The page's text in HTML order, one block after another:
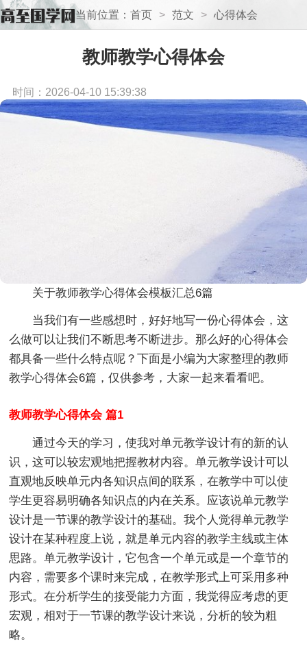
当前位置： 首页 > 范文 > 心得体会
教师教学心得体会
时间：2026-04-10 15:39:38
关于教师教学心得体会模板汇总6篇
当我们有一些感想时，好好地写一份心得体会，这
么做可以让我们不断思考不断进步。那么好的心得体会
都具备一些什么特点呢？下面是小编为大家整理的教师
教学心得体会6篇，仅供参考，大家一起来看看吧。
教师教学心得体会 篇1
通过今天的学习，使我对单元教学设计有的新的认
识，这可以较宏观地把握教材内容。单元教学设计可以
直观地反映单元内各知识点间的联系，在教学中可以使
学生更容易明确各知识点的内在关系。应该说单元教学
设计是一节课的教学设计的基础。我个人觉得单元教学
设计在某种程度上说，就是单元内容的教学主线或主体
思路。单元教学设计，它包含一个单元或是一个章节的
内容，需要多个课时来完成，在教学形式上可采用多种
形式。在分析学生的接受能力方面，我觉得应考虑的更
宏观，相对于一节课的教学设计来说，分析的较为粗
略。